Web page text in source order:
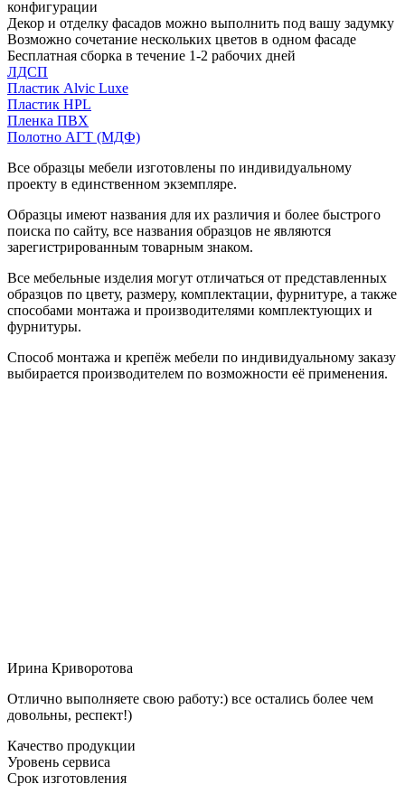
конфигурации
Декор и отделку фасадов можно выполнить под вашу задумку
Возможно сочетание нескольких цветов в одном фасаде
Бесплатная сборка в течение 1-2 рабочих дней
ЛДСП
Пластик Alvic Luxe
Пластик HPL
Пленка ПВХ
Полотно АГТ (МДФ)
Все образцы мебели изготовлены по индивидуальному
проекту в единственном экземпляре.
Образцы имеют названия для их различия и более быстрого
поиска по сайту, все названия образцов не являются
зарегистрированным товарным знаком.
Все мебельные изделия могут отличаться от представленных
образцов по цвету, размеру, комплектации, фурнитуре, а также
способами монтажа и производителями комплектующих и
фурнитуры.
Способ монтажа и крепёж мебели по индивидуальному заказу
выбирается производителем по возможности её применения.
Ирина Криворотова
Отлично выполняете свою работу:) все остались более чем
довольны, респект!)
Качество продукции
Уровень сервиса
Срок изготовления